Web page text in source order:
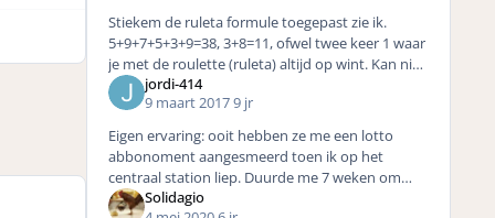
Stiekem de ruleta formule toegepast zie ik.
5+9+7+5+3+9=38, 3+8=11, ofwel twee keer 1 waar
je met de roulette (ruleta) altijd op wint. Kan niet
mis gaan denk ik.
jordi-414
9 maart 20179 jr
Eigen ervaring: ooit hebben ze me een lotto
abbonoment aangesmeerd toen ik op het
centraal station liep. Duurde me 7 weken om
ervan af te komen !! Zeiden elke keer aan de
Solidagio